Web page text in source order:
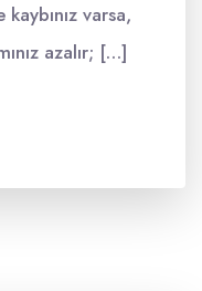
varsa,
azalır; […]